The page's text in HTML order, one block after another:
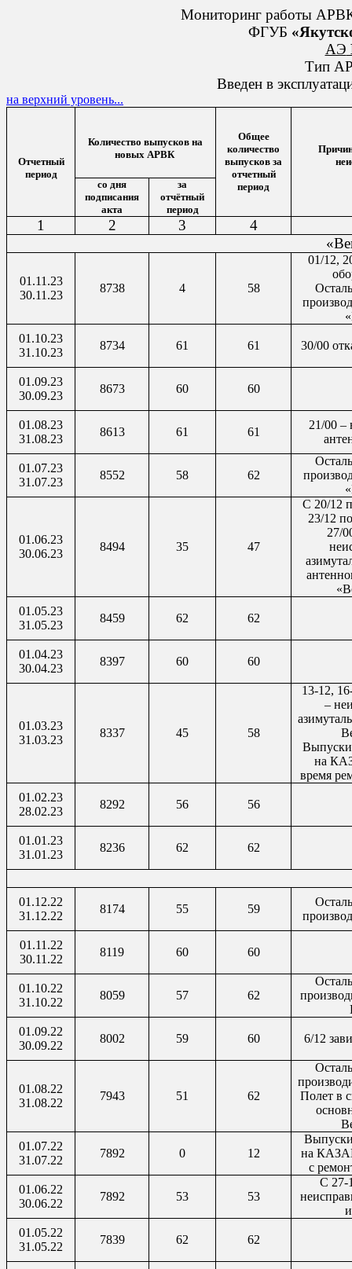
Мониторинг работы
ФГУБ
АЭ
Тип
Введен в
на верхний уровень...
Отчетный
период
Количество выпусков на
новых АРВК
Общее
количество
выпусков за
отчетный
период
со дня
подписания
акта
за
отчётный
период
1 2 3
4
01.11.23
30.11.23
8738 4 58
01/12,
01.10.23
31.10.23
8734 61 61 30/00
01.09.23
30.09.23
8673 60 60
01.08.23
31.08.23
8613 61 61
21/00 –
01.07.23
31.07.23
8552 58 62
01.06.23
30.06.23
8494 35 47
С 20/12
23/12
27/
01.05.23
31.05.23
8459 62 62
01.04.23
30.04.23
8397 60 60
01.03.23
31.03.23
8337 45 58
13-12,
–
Выпуски
на
время
01.02.23
28.02.23
8292 56 56
01.01.23
31.01.23
8236 62 62
01.12.22
31.12.22
8174 55 59
01.11.22
30.11.22
8119 60 60
01.10.22
31.10.22
8059 57 62
01.09.22
30.09.22
8002 59 60 6/12
01.08.22
31.08.22
7943 51 62
Полет в
01.07.22
31.07.22
7892 0 12
на
с
01.06.22
30.06.22
7892 53 53
С 27-
01.05.22
31.05.22
7839 62 62